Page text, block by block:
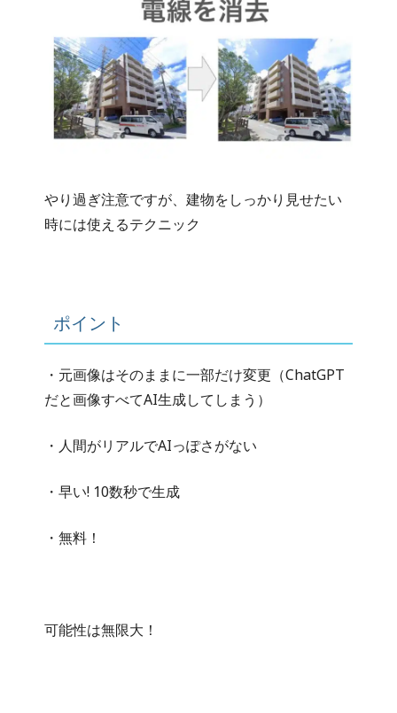
やり過ぎ注意ですが、建物をしっかり見せたい
時には使えるテクニック
ポイント
・元画像はそのままに一部だけ変更（ChatGPT
だと画像すべてAI生成してしまう）
・人間がリアルでAIっぽさがない
・早い! 10数秒で生成
・無料！
可能性は無限大！